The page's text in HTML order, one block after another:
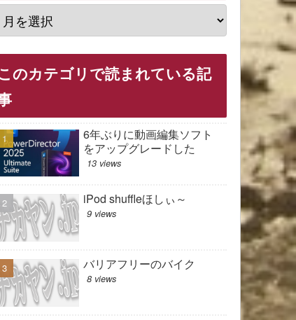
のカテゴリで読まれている記
6年ぶりに動画編集ソフト
をアップグレードした
13 views
iPod shuffleほしぃ～
9 views
バリアフリーのバイク
8 views